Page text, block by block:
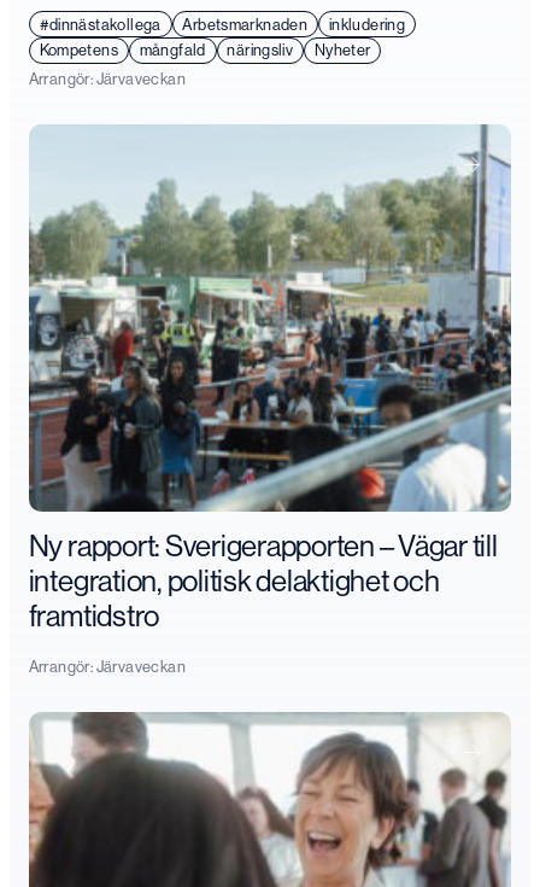
#dinnästakollega Arbetsmarknaden
inkludering
Kompetens
mångfald näringsliv
Nyheter
Arrangör:Järvaveckan
Ny rapport: Sverigerapporten – Vägar till
integration, politisk delaktighet och
framtidstro
Arrangör:Järvaveckan